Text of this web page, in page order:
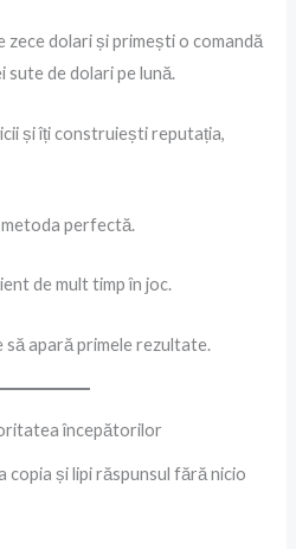
zece dolari și primești o comandă
sute de dolari pe lună.
și îți construiești reputația,
perfectă.
de mult timp în joc.
apară primele rezultate.
începătorilor
copia și lipi răspunsul fără nicio